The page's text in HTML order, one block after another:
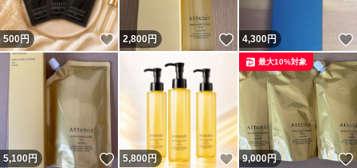
500円 いいね！
2,800円 いいね！
4,300円
5,100円 いいね！
5,800円 いいね！
9,000円
最大10%対象